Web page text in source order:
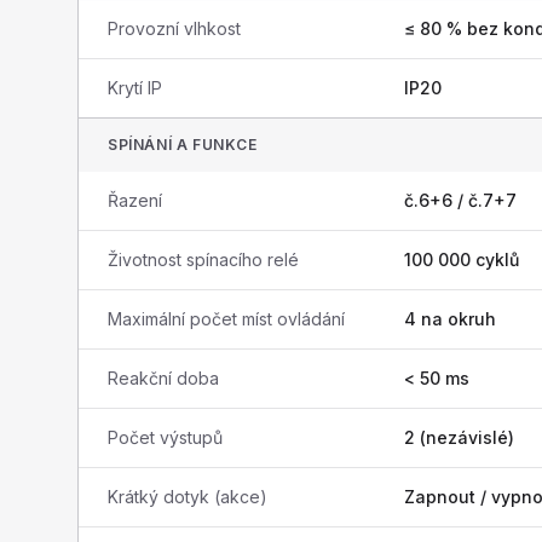
Provozní vlhkost ≤ 80 % bez
Krytí IP IP20
SPÍNÁNÍ A FUNKCE
Řazení č.6+6 / č.7+7
Životnost spínacího relé 100 000 cyklů
Maximální počet míst ovládání 4 na okruh
Reakční doba < 50 ms
Počet výstupů 2 (nezávislé)
Krátký dotyk (akce) Zapnout /